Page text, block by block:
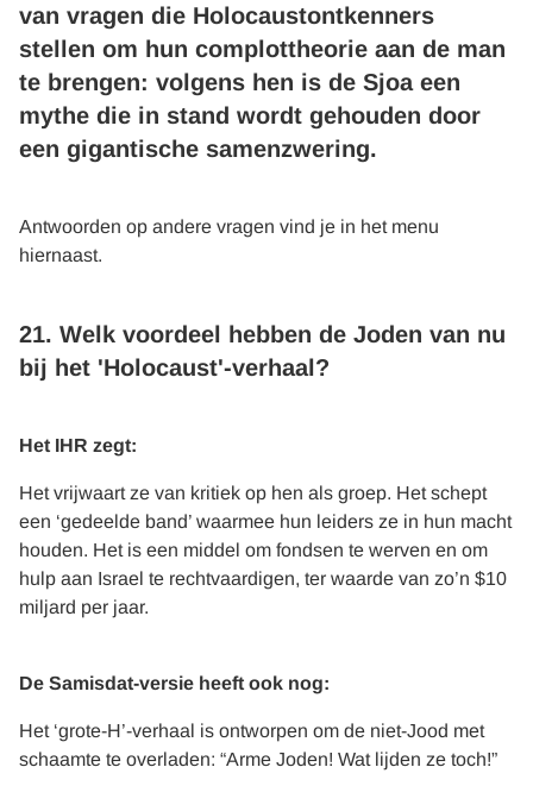
van vragen die Holocaustontkenners
stellen om hun complottheorie aan de man
te brengen: volgens hen is de Sjoa een
mythe die in stand wordt gehouden door
een gigantische samenzwering.
Antwoorden op andere vragen vind je in het menu
hiernaast.
21. Welk voordeel hebben de Joden van nu
bij het 'Holocaust'-verhaal?
Het IHR zegt:
Het vrijwaart ze van kritiek op hen als groep. Het schept
een ‘gedeelde band’ waarmee hun leiders ze in hun macht
houden. Het is een middel om fondsen te werven en om
hulp aan Israel te rechtvaardigen, ter waarde van zo’n $10
miljard per jaar.
De Samisdat-versie heeft ook nog:
Het ‘grote-H’-verhaal is ontworpen om de niet-Jood met
schaamte te overladen: “Arme Joden! Wat lijden ze toch!”